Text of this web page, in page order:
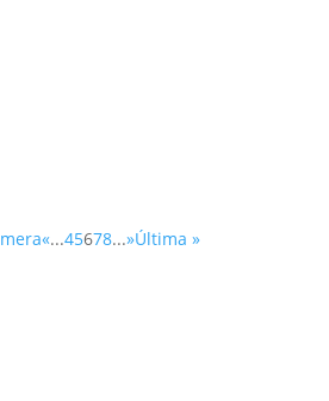
«...45678...»Última »